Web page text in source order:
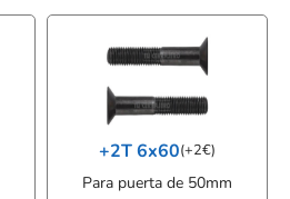
+2T 6x60(+2€)
Para puerta de 50mm